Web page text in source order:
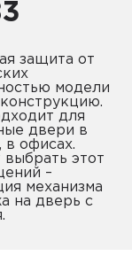
модели
для
двери в
в офисах.
выбрать этот
–
механизма
на дверь с